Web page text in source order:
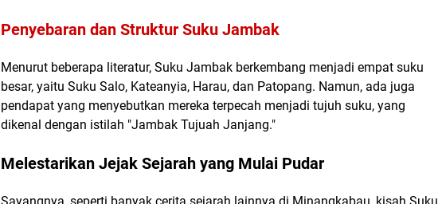
Penyebaran dan Struktur Suku Jambak
Menurut beberapa literatur, Suku Jambak berkembang menjadi empat suku
besar, yaitu Suku Salo, Kateanyia, Harau, dan Patopang. Namun, ada juga
pendapat yang menyebutkan mereka terpecah menjadi tujuh suku, yang
dikenal dengan istilah "Jambak Tujuah Janjang."
Melestarikan Jejak Sejarah yang Mulai Pudar